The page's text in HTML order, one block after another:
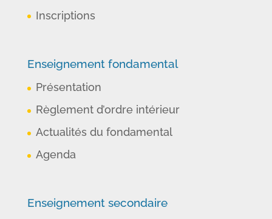
Inscriptions
Enseignement fondamental
Présentation
Règlement d’ordre intérieur
Actualités du fondamental
Agenda
Enseignement secondaire